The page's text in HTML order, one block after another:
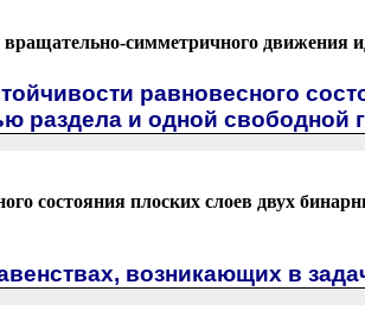
симметричного движения
равновесного
раздела и одной свободной
состояния плоских слоев двух
возникающих в